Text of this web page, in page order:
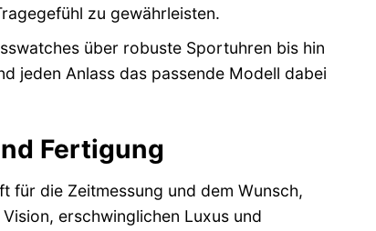
zu gewährleisten.
über robuste Sportuhren bis hin
jeden Anlass das passende Modell dabei
Fertigung
für die Zeitmessung und dem Wunsch,
erschwinglichen Luxus und